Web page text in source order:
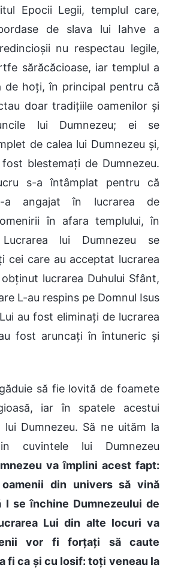
Epocii Legii, templul care,
de slava lui Iahve a
nu respectau legile,
sărăcăcioase, iar templul a
de hoți, în principal pentru că
doar tradițiile oamenilor și
lui Dumnezeu; ei se
de calea lui Dumnezeu și,
blestemați de Dumnezeu.
s-a întâmplat pentru că
a angajat în lucrarea de
în afara templului, în
lui Dumnezeu se
cei care au acceptat lucrarea
lucrarea Duhului Sfânt,
L-au respins pe Domnul Isus
au fost eliminați de lucrarea
fost aruncați în întuneric și
să fie lovită de foamete
iar în spatele acestui
Dumnezeu. Să ne uităm la
cuvintele lui Dumnezeu
va împlini acest fapt:
din univers să vină
I se închine Dumnezeului de
Lui din alte locuri va
vor fi forțați să caute
fi ca și cu Iosif: toți veneau la